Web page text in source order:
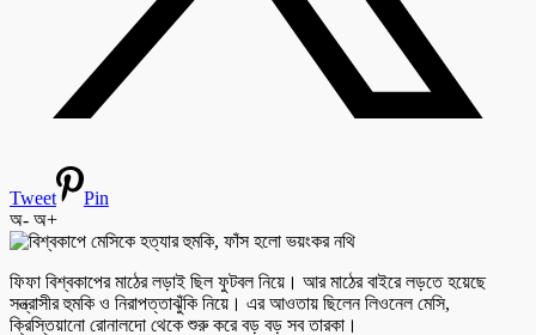
Tweet
Pin
অ- অ+
ফিফা বিশ্বকাপের মাঠের লড়াই ছিল ফুটবল নিয়ে। আর মাঠের বাইরে লড়তে হয়েছে
সন্ত্রাসীর হুমকি ও নিরাপত্তাঝুঁকি নিয়ে। এর আওতায় ছিলেন লিওনেল মেসি,
ক্রিস্তিয়ানো রোনালদো থেকে শুরু করে বড় বড় সব তারকা।